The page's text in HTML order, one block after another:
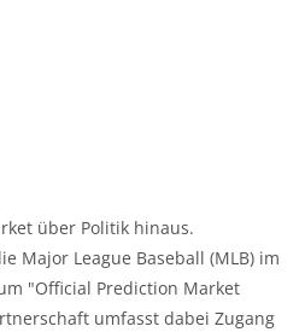
über Politik hinaus.
Major League Baseball (MLB) im
"Official Prediction Market
umfasst dabei Zugang